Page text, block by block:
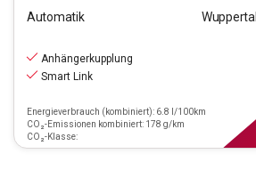
Automatik
Wuppertal
Anhängerkupplung
Smart Link
Energieverbrauch (kombiniert): 6.8 l/100km
CO₂-Emissionen kombiniert: 178 g/km
CO₂-Klasse: